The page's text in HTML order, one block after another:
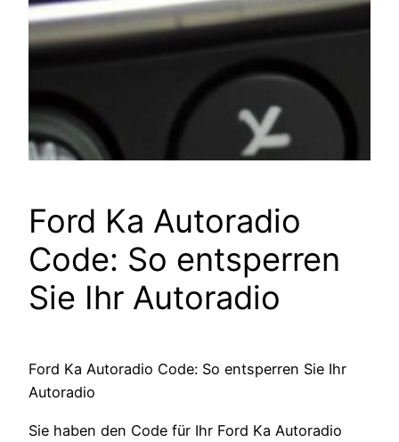
Ford Ka Autoradio
Code: So entsperren
Sie Ihr Autoradio
Ford Ka Autoradio Code: So entsperren Sie Ihr
Autoradio
Sie haben den Code für Ihr Ford Ka Autoradio